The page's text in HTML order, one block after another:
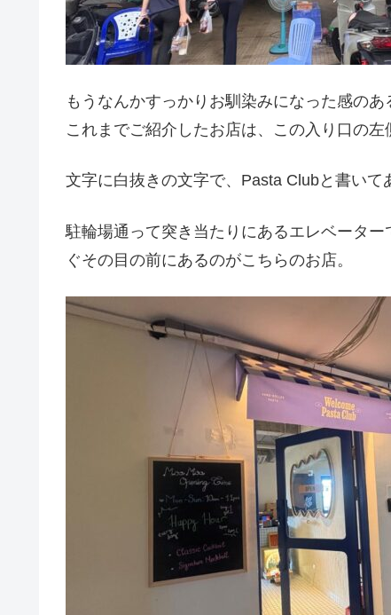
もうなんかすっかりお馴染みになった感のあ
これまでご紹介したお店は、この入り口の
文字に白抜きの文字で、Pasta Clubと書いて
駐輪場通って突き当たりにあるエレベータ
ぐその目の前にあるのがこちらのお店。